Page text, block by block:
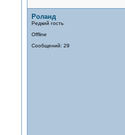
Роланд
Редкий гость
Offline
Сообщений: 29